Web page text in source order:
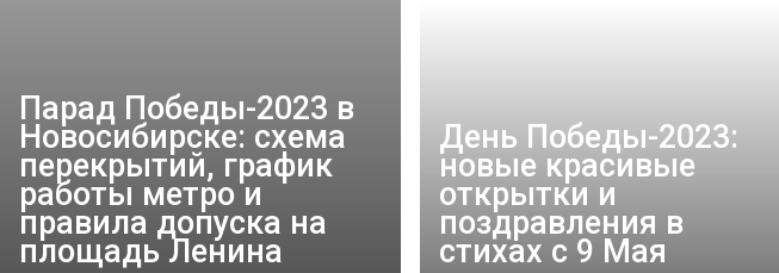
Парад Победы-2023 в
Новосибирске: схема
перекрытий, график
работы метро и
правила допуска на
площадь Ленина
День Победы-2023:
новые красивые
открытки и
поздравления в
стихах с 9 Мая